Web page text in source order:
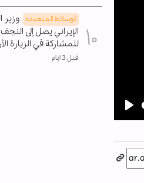
الوسائط المتعدده وزير
الإيراني يصل إلى
للمشاركة في الزيارة
قبل 3 ايام